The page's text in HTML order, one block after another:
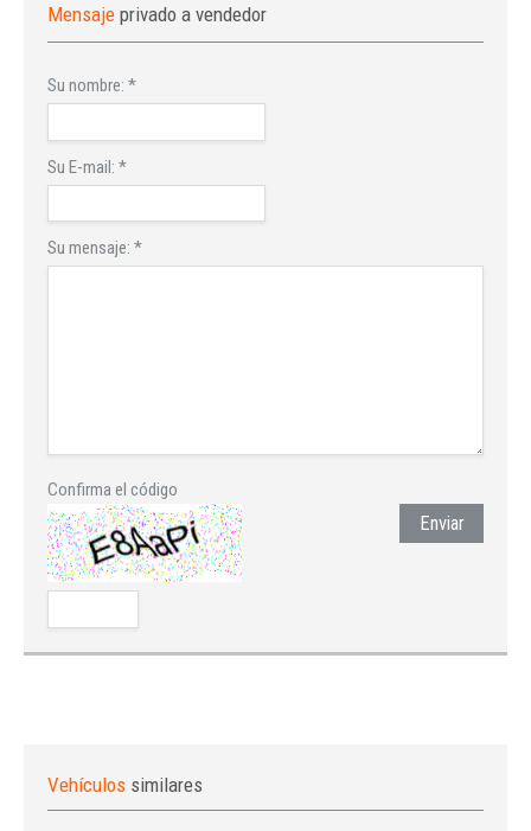
Mensaje privado a vendedor
Su nombre: *
Su E-mail: *
Su mensaje: *
Confirma el código
Enviar
Vehículos similares